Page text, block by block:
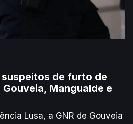
suspeitos de furto de
Mangualde e
Lusa, a GNR de Gouveia